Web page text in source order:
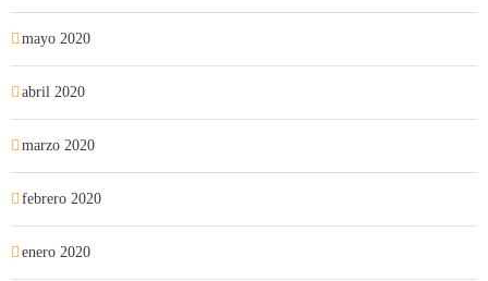
mayo 2020
abril 2020
marzo 2020
febrero 2020
enero 2020